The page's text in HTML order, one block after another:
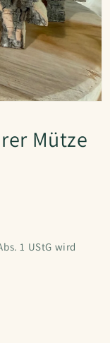
Mütze
1 UStG wird